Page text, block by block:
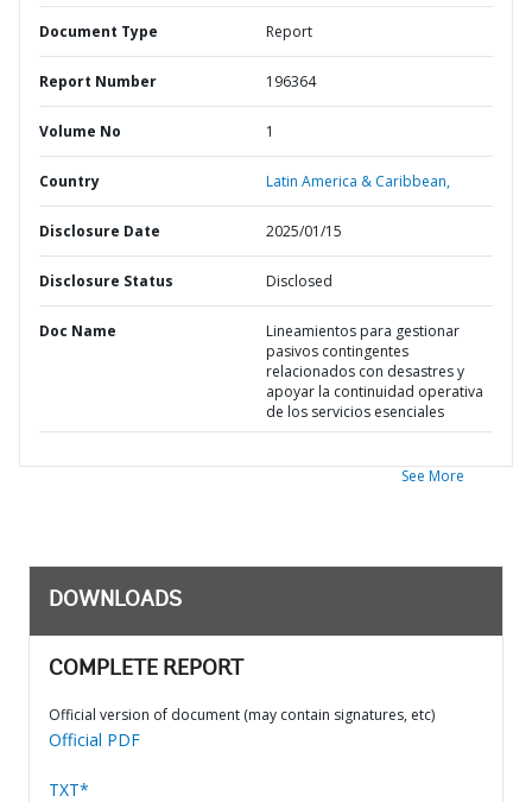
Document Type Report
Report Number 196364
Volume No 1
Country Latin America & Caribbean,
Disclosure Date 2025/01/15
Disclosure Status Disclosed
Doc Name
Lineamientos para gestionar
pasivos contingentes
relacionados con desastres y
apoyar la continuidad operativa
de los servicios esenciales
See More
DOWNLOADS
COMPLETE REPORT
Official version of document (may contain signatures, etc)
Official PDF
TXT*